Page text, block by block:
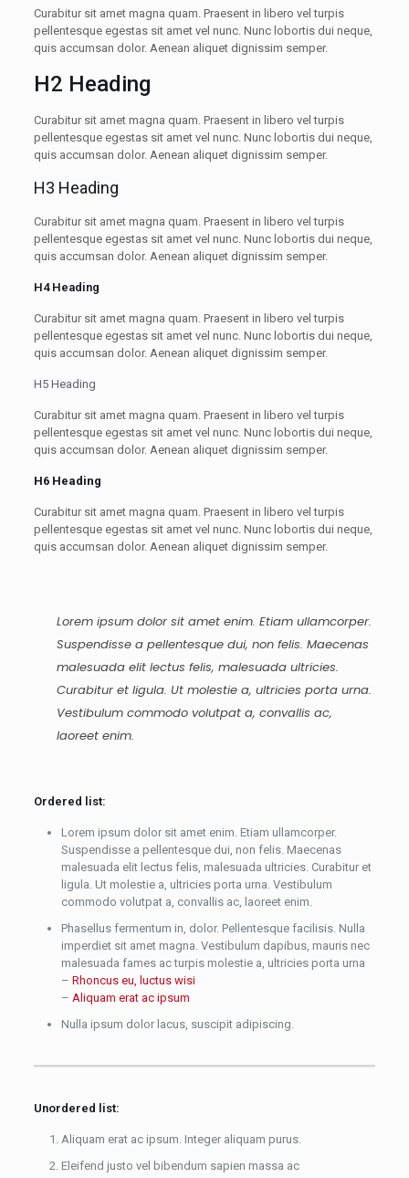
Curabitur sit amet magna quam. Praesent in libero vel turpis
pellentesque egestas sit amet vel nunc. Nunc lobortis dui neque,
quis accumsan dolor. Aenean aliquet dignissim semper.
H2 Heading
Curabitur sit amet magna quam. Praesent in libero vel turpis
pellentesque egestas sit amet vel nunc. Nunc lobortis dui neque,
quis accumsan dolor. Aenean aliquet dignissim semper.
H3 Heading
Curabitur sit amet magna quam. Praesent in libero vel turpis
pellentesque egestas sit amet vel nunc. Nunc lobortis dui neque,
quis accumsan dolor. Aenean aliquet dignissim semper.
H4 Heading
Curabitur sit amet magna quam. Praesent in libero vel turpis
pellentesque egestas sit amet vel nunc. Nunc lobortis dui neque,
quis accumsan dolor. Aenean aliquet dignissim semper.
H5 Heading
Curabitur sit amet magna quam. Praesent in libero vel turpis
pellentesque egestas sit amet vel nunc. Nunc lobortis dui neque,
quis accumsan dolor. Aenean aliquet dignissim semper.
H6 Heading
Curabitur sit amet magna quam. Praesent in libero vel turpis
pellentesque egestas sit amet vel nunc. Nunc lobortis dui neque,
quis accumsan dolor. Aenean aliquet dignissim semper.
Lorem ipsum dolor sit amet enim. Etiam ullamcorper.
Suspendisse a pellentesque dui, non felis. Maecenas
malesuada elit lectus felis, malesuada ultricies.
Curabitur et ligula. Ut molestie a, ultricies porta urna.
Vestibulum commodo volutpat a, convallis ac,
laoreet enim.
Ordered list:
Lorem ipsum dolor sit amet enim. Etiam ullamcorper.
Suspendisse a pellentesque dui, non felis. Maecenas
malesuada elit lectus felis, malesuada ultricies. Curabitur et
ligula. Ut molestie a, ultricies porta urna. Vestibulum
commodo volutpat a, convallis ac, laoreet enim.
Phasellus fermentum in, dolor. Pellentesque facilisis. Nulla
imperdiet sit amet magna. Vestibulum dapibus, mauris nec
malesuada fames ac turpis molestie a, ultricies porta urna
– Rhoncus eu, luctus wisi
– Aliquam erat ac ipsum
Nulla ipsum dolor lacus, suscipit adipiscing.
Unordered list:
Aliquam erat ac ipsum. Integer aliquam purus.
Eleifend justo vel bibendum sapien massa ac